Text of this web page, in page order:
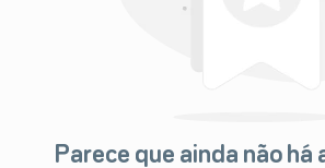
Parece que ainda não há